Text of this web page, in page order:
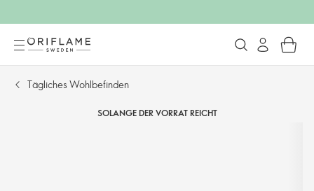
Tägliches Wohlbefinden
SOLANGE DER VORRAT REICHT